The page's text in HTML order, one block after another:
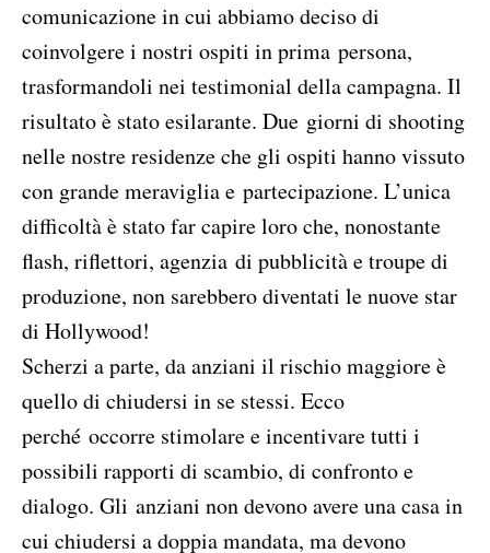
comunicazione in cui abbiamo deciso di
coinvolgere i nostri ospiti in prima persona,
trasformandoli nei testimonial della campagna. Il
risultato è stato esilarante. Due giorni di shooting
nelle nostre residenze che gli ospiti hanno vissuto
con grande meraviglia e partecipazione. L’unica
difficoltà è stato far capire loro che, nonostante
flash, riflettori, agenzia di pubblicità e troupe di
produzione, non sarebbero diventati le nuove star
di Hollywood!
Scherzi a parte, da anziani il rischio maggiore è
quello di chiudersi in se stessi. Ecco
perché occorre stimolare e incentivare tutti i
possibili rapporti di scambio, di confronto e
dialogo. Gli anziani non devono avere una casa in
cui chiudersi a doppia mandata, ma devono